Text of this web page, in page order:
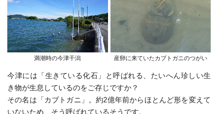
満潮時の今津干潟 産卵に来ていたカブトガニのつがい
今津には「生きている化石」と呼ばれる、たいへん珍しい生
き物が生息しているのをご存じですか？
その名は「カブトガニ」。約2億年前からほとんど形を変えて
いないため、そう呼ばれているそうです。